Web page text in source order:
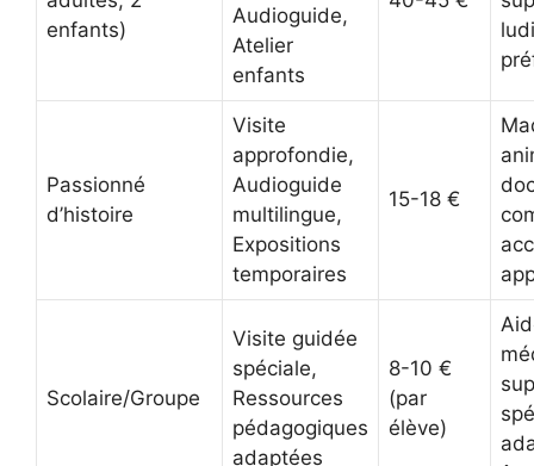
enfants)
Audioguide,
Atelier
enfants
Passionné
d’histoire
Visite
approfondie,
Audioguide
multilingue,
Expositions
temporaires
15-18 €
Scolaire/Groupe
Visite guidée
spéciale,
Ressources
pédagogiques
adaptées
8-10 €
(par
élève)